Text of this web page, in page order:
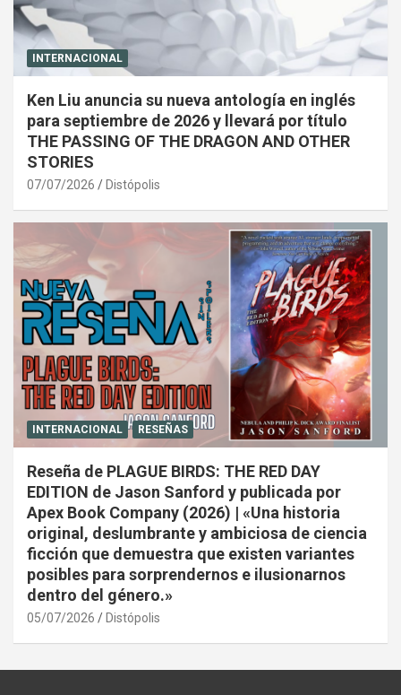
INTERNACIONAL
Ken Liu anuncia su nueva antología en inglés
para septiembre de 2026 y llevará por título
THE PASSING OF THE DRAGON AND OTHER
STORIES
07/07/2026 Distópolis
INTERNACIONAL RESEÑAS
Reseña de PLAGUE BIRDS: THE RED DAY
EDITION de Jason Sanford y publicada por
Apex Book Company (2026) | «Una historia
original, deslumbrante y ambiciosa de ciencia
ficción que demuestra que existen variantes
posibles para sorprendernos e ilusionarnos
dentro del género.»
05/07/2026 Distópolis